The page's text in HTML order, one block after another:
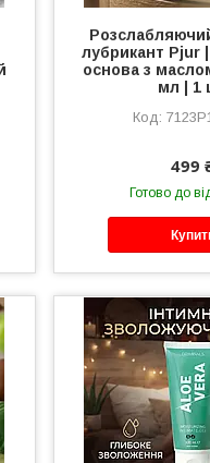
лубрикант Pjur
основа з
мл | 1
499
Готово до